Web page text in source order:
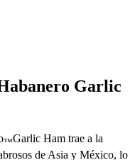
Garlic
™Garlic Ham trae a la
de Asia y México, lo